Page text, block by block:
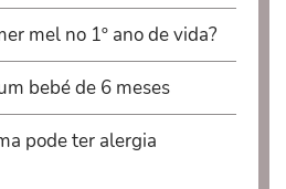
mel no 1º ano de vida?
bebé de 6 meses
pode ter alergia